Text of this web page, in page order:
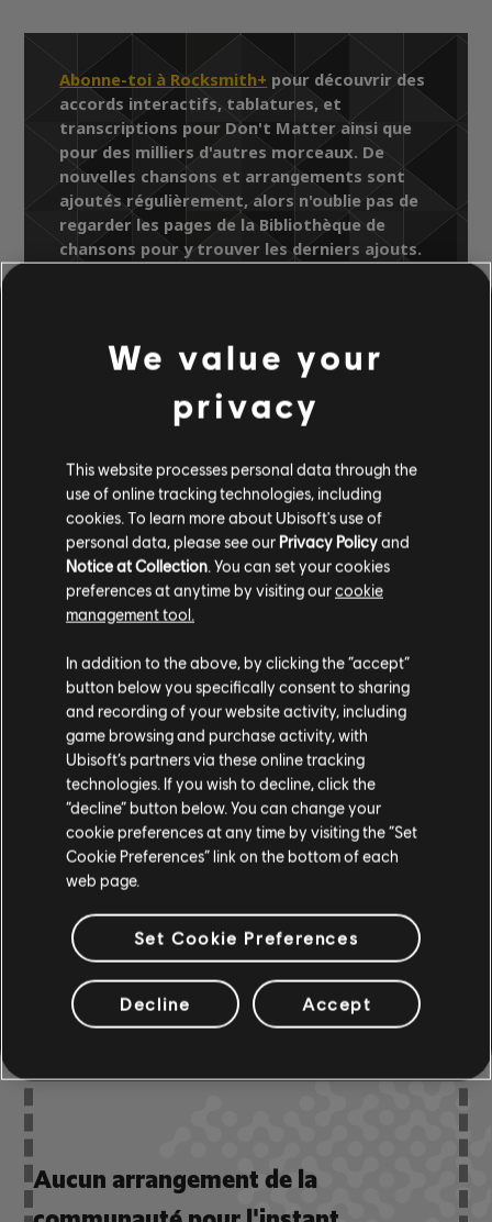
Abonne-toi à Rocksmith+ pour découvrir des
accords interactifs, tablatures, et
transcriptions pour Don't Matter ainsi que
pour des milliers d'autres morceaux. De
nouvelles chansons et arrangements sont
ajoutés régulièrement, alors n'oublie pas de
regarder les pages de la Bibliothèque de
chansons pour y trouver les derniers ajouts.
Bibliothèque de chansons
Artistes (A à Z)
Big Brovaz
Don't Matter
ARRANGEMENTS
VÉRIFIÉS
Accords basse ARCHI
Arrangement accords
ARRANGEMENTS DE LA
COMMUNAUTÉ
Aucun arrangement de la
We value your
privacy
This website processes personal data through the
use of online tracking technologies, including
cookies. To learn more about Ubisoft's use of
personal data, please see our Privacy Policyand
Notice at Collection . You can set your cookies
preferences at anytime by visiting ourcookie
management tool.
In addition to the above, by clicking the “accept”
button below you specifically consent to sharing
and recording of your website activity, including
game browsing and purchase activity, with
Ubisoft’s partners via these online tracking
technologies. If you wish to decline, click the
“decline” button below. You can change your
cookie preferences at any time by visiting the “Set
Cookie Preferences” link on the bottom of each
web page.
Set Cookie Preferences
Decline Accept